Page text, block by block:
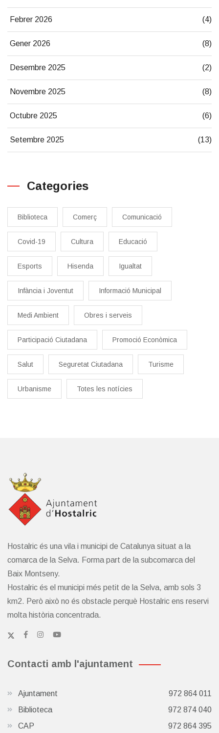
Febrer 2026 (4)
Gener 2026 (8)
Desembre 2025 (2)
Novembre 2025 (8)
Octubre 2025 (6)
Setembre 2025 (13)
Categories
Biblioteca Comerç Comunicació
Covid-19 Cultura Educació
Esports Hisenda Igualtat
Infància i Joventut Informació Municipal
Medi Ambient Obres i serveis
Participació Ciutadana Promoció Econòmica
Salut Seguretat Ciutadana Turisme
Urbanisme Totes les notícies
Hostalric és una vila i municipi de Catalunya situat a la
comarca de la Selva. Forma part de la subcomarca del
Baix Montseny.
Hostalric és el municipi més petit de la Selva, amb sols 3
km2. Però això no és obstacle perquè Hostalric ens reservi
molta història concentrada.
Contacti amb l'ajuntament
Ajuntament
972 864 011
Biblioteca
972 874 040
CAP
972 864 395